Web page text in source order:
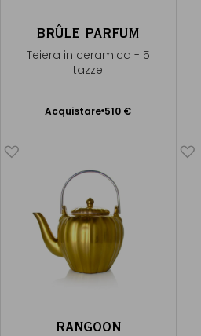
BRÛLE PARFUM
Teiera in ceramica - 5
tazze
Acquistare 510 €
Aggiungere
RANGOON